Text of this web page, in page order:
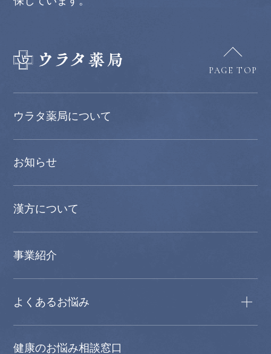
PAGE TOP
ウラタ薬局について
お知らせ
漢方について
事業紹介
よくあるお悩み
健康のお悩み相談窓口